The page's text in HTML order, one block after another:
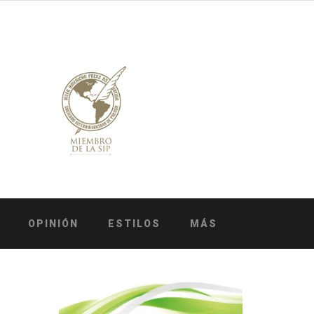
OPINIÓN ESTILOS MÁS